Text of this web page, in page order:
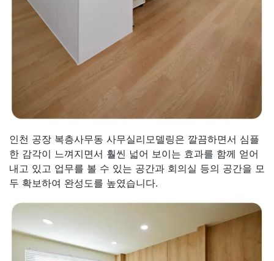
인천 공장 복층사무동 사무실리모델링은 깔끔하면서 심플
한 감각이 느껴지면서 훨씬 넓어 보이는 효과를 함께 얻어
내고 있고 업무를 볼 수 있는 공간과 회의실 등의 공간을 모
두 확보하여 완성도를 높였습니다.